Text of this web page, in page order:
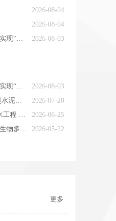
更多
2026-08-04
2026-08-04
2026-08-03
比什凯克市垃圾科技处置发电项目实现“变废为宝”—— “为城市绿色发展注入持久动能”
2026-08-03
比什凯克市垃圾科技处置发电项目实现“变废为宝”—— “为城市绿色发展注入持久动能”
2026-07-20
陕西永寿县部分村庄—— 砍树铺起水泥路 环境整治影响小生态
2026-06-25
相当于340个西湖的四川若尔盖山水工程 背后是一场生态攻坚战
2026-05-22
共建万物和谐的美丽家园——全球生物多样性保护的中国贡献